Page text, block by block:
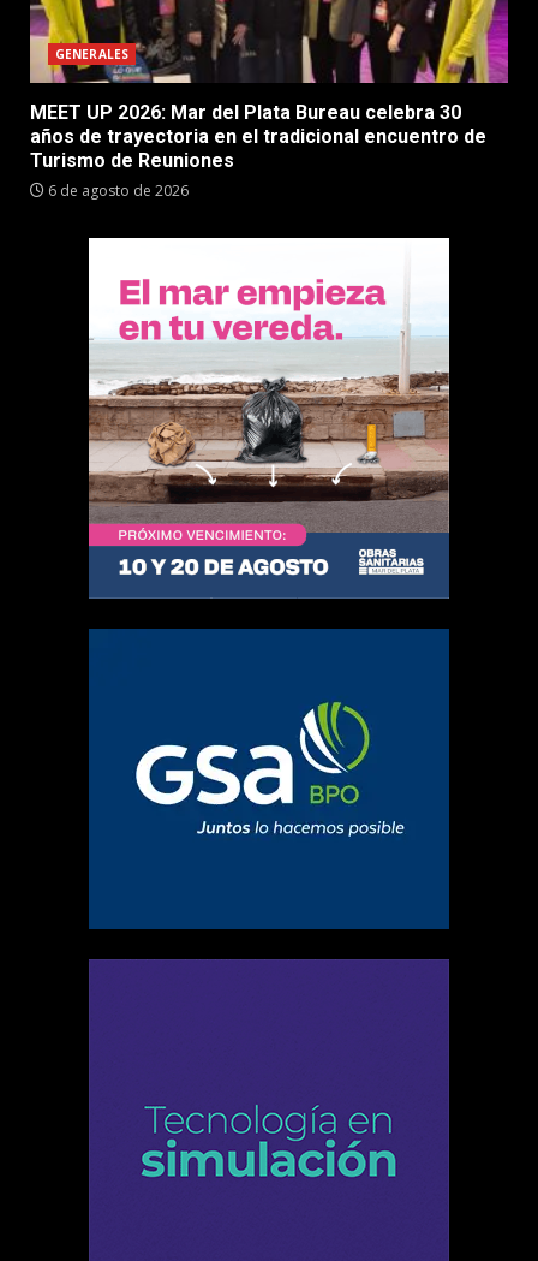
GENERALES
MEET UP 2026: Mar del Plata Bureau celebra 30
años de trayectoria en el tradicional encuentro de
Turismo de Reuniones
6 de agosto de 2026